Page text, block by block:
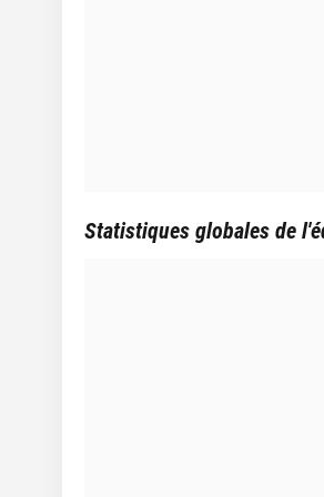
Statistiques globales de